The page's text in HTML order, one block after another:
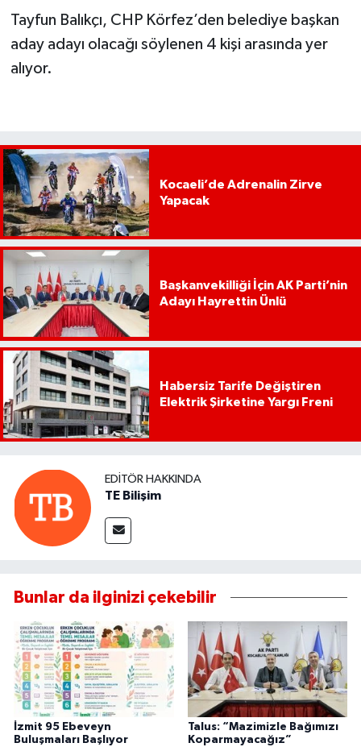
Tayfun Balıkçı, CHP Körfez’den belediye başkan
aday adayı olacağı söylenen 4 kişi arasında yer
alıyor.
Kocaeli’de Adrenalin Zirve
Yapacak
Başkanvekilliği İçin AK Parti’nin
Adayı Hayrettin Ünlü
Habersiz Tarife Değiştiren
Elektrik Şirketine Yargı Freni
EDITÖR HAKKINDA
TE Bilişim
Bunlar da ilginizi çekebilir
İzmit 95 Ebeveyn
Buluşmaları Başlıyor
Talus: “Mazimizle Bağımızı
Koparmayacağız”